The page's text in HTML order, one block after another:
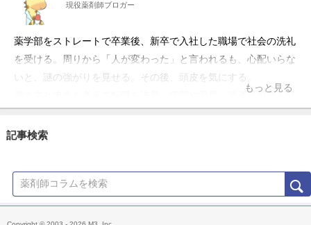
現役薬剤師ブロガー
薬学部をストレートで卒業後、新卒で入社した職場で社会の洗礼
を受ける。周りから「人が変わった」と言われるも、心配いらな
いと、謎の強がりを見せる。その後、頭皮を気にする。
働き方と未来を考えて転職を決意。病院や薬局、派遣薬剤師を経
り。
ーマに薬剤師・薬学生向けのメディアを運営しています！
もっと見る
記事検索